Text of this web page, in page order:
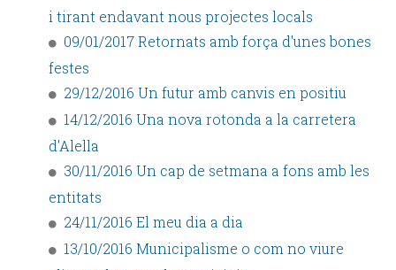
i tirant endavant nous projectes locals
09/01/2017 Retornats amb força d'unes bones
festes
29/12/2016 Un futur amb canvis en positiu
14/12/2016 Una nova rotonda a la carretera
d'Alella
30/11/2016 Un cap de setmana a fons amb les
entitats
24/11/2016 El meu dia a dia
13/10/2016 Municipalisme o com no viure